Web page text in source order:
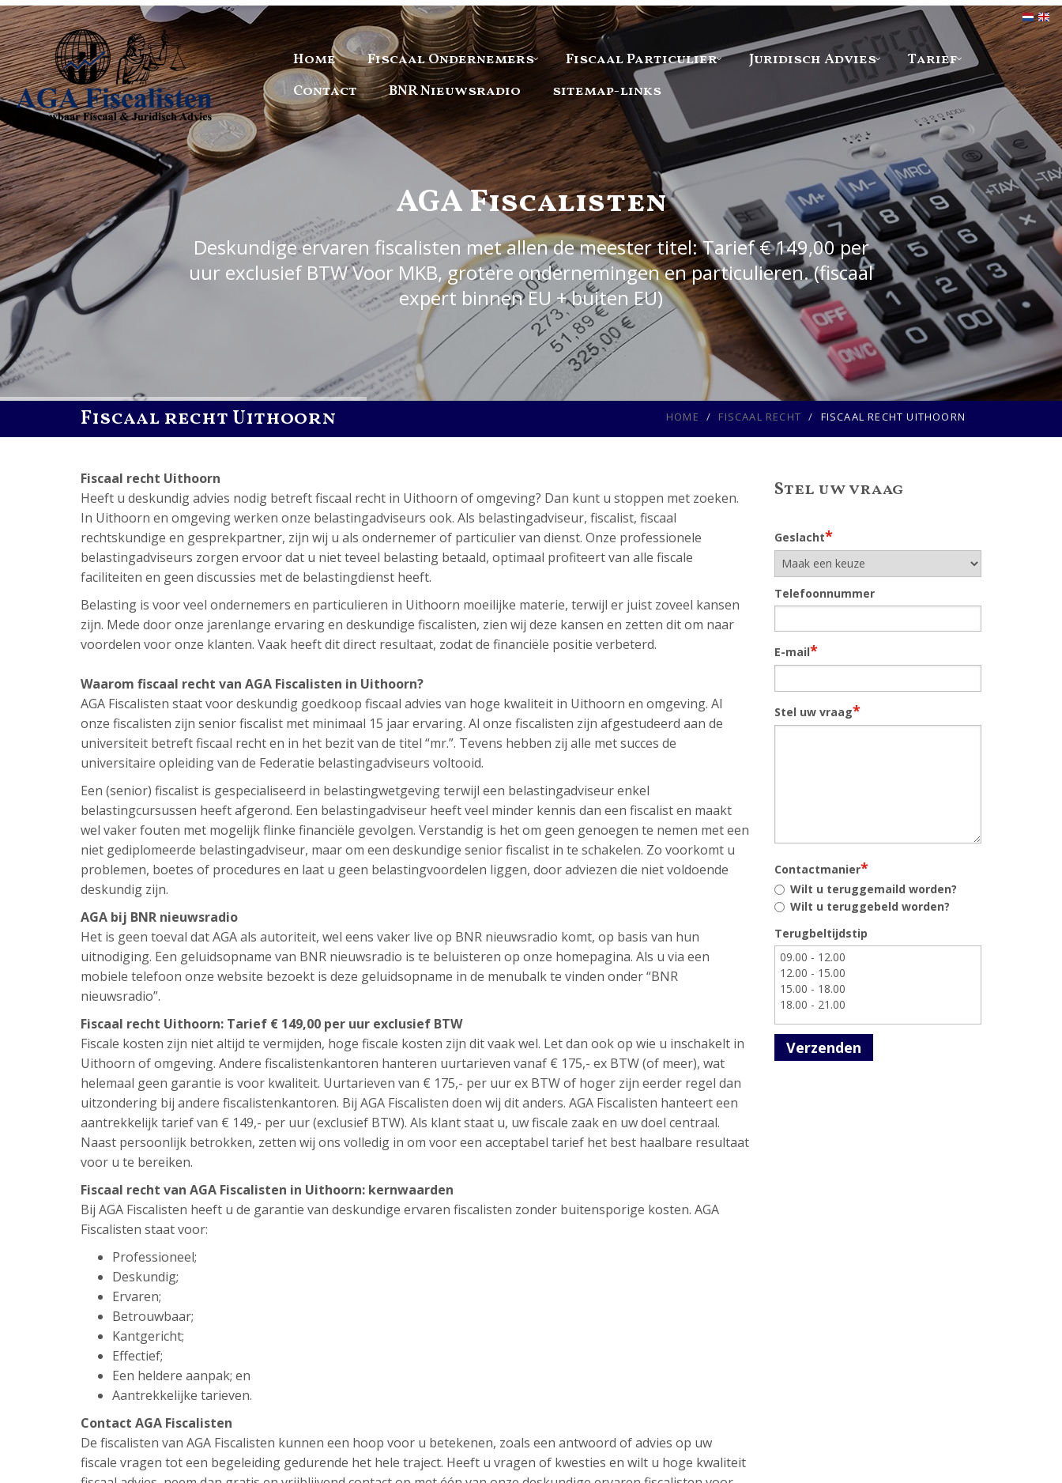
Home Fiscaal Ondernemers Fiscaal Particulier Juridisch Advies
Tarief
Contact
BNR Nieuwsradio sitemap-links
AGA Fiscalisten
Deskundige ervaren fiscalisten met allen de meester titel: Tarief € 149,00 per
uur exclusief BTW Voor MKB, grotere ondernemingen en particulieren. (fiscaal
expert binnen EU + buiten EU)
Fiscaal recht Uithoorn HOME FISCAAL RECHT FISCAAL RECHT UITHOORN
Fiscaal recht Uithoorn
Heeft u deskundig advies nodig betreft fiscaal recht in Uithoorn of omgeving? Dan kunt u stoppen met zoeken.
In Uithoorn en omgeving werken onze belastingadviseurs ook. Als belastingadviseur, fiscalist, fiscaal
rechtskundige en gesprekpartner, zijn wij u als ondernemer of particulier van dienst. Onze professionele
belastingadviseurs zorgen ervoor dat u niet teveel belasting betaald, optimaal profiteert van alle fiscale
faciliteiten en geen discussies met de belastingdienst heeft.
Belasting is voor veel ondernemers en particulieren in Uithoorn moeilijke materie, terwijl er juist zoveel kansen
zijn. Mede door onze jarenlange ervaring en deskundige fiscalisten, zien wij deze kansen en zetten dit om naar
voordelen voor onze klanten. Vaak heeft dit direct resultaat, zodat de financiële positie verbeterd.
Waarom fiscaal recht van AGA Fiscalisten in Uithoorn?
AGA Fiscalisten staat voor deskundig goedkoop fiscaal advies van hoge kwaliteit in Uithoorn en omgeving. Al
onze fiscalisten zijn senior fiscalist met minimaal 15 jaar ervaring. Al onze fiscalisten zijn afgestudeerd aan de
universiteit betreft fiscaal recht en in het bezit van de titel “mr.”. Tevens hebben zij alle met succes de
universitaire opleiding van de Federatie belastingadviseurs voltooid.
Een (senior) fiscalist is gespecialiseerd in belastingwetgeving terwijl een belastingadviseur enkel
belastingcursussen heeft afgerond. Een belastingadviseur heeft veel minder kennis dan een fiscalist en maakt
wel vaker fouten met mogelijk flinke financiële gevolgen. Verstandig is het om geen genoegen te nemen met een
niet gediplomeerde belastingadviseur, maar om een deskundige senior fiscalist in te schakelen. Zo voorkomt u
problemen, boetes of procedures en laat u geen belastingvoordelen liggen, door adviezen die niet voldoende
deskundig zijn.
AGA bij BNR nieuwsradio
Het is geen toeval dat AGA als autoriteit, wel eens vaker live op BNR nieuwsradio komt, op basis van hun
uitnodiging. Een geluidsopname van BNR nieuwsradio is te beluisteren op onze homepagina. Als u via een
mobiele telefoon onze website bezoekt is deze geluidsopname in de menubalk te vinden onder “BNR
nieuwsradio”.
Fiscaal recht Uithoorn: Tarief € 149,00 per uur exclusief BTW
Fiscale kosten zijn niet altijd te vermijden, hoge fiscale kosten zijn dit vaak wel. Let dan ook op wie u inschakelt in
Uithoorn of omgeving. Andere fiscalistenkantoren hanteren uurtarieven vanaf € 175,- ex BTW (of meer), wat
helemaal geen garantie is voor kwaliteit. Uurtarieven van € 175,- per uur ex BTW of hoger zijn eerder regel dan
uitzondering bij andere fiscalistenkantoren. Bij AGA Fiscalisten doen wij dit anders. AGA Fiscalisten hanteert een
aantrekkelijk tarief van € 149,- per uur (exclusief BTW). Als klant staat u, uw fiscale zaak en uw doel centraal.
Naast persoonlijk betrokken, zetten wij ons volledig in om voor een acceptabel tarief het best haalbare resultaat
voor u te bereiken.
Fiscaal recht van AGA Fiscalisten in Uithoorn: kernwaarden
Bij AGA Fiscalisten heeft u de garantie van deskundige ervaren fiscalisten zonder buitensporige kosten. AGA
Fiscalisten staat voor:
Professioneel;
Deskundig;
Ervaren;
Betrouwbaar;
Kantgericht;
Effectief;
Een heldere aanpak; en
Aantrekkelijke tarieven.
Contact AGA Fiscalisten
De fiscalisten van AGA Fiscalisten kunnen een hoop voor u betekenen, zoals een antwoord of advies op uw
fiscale vragen tot een begeleiding gedurende het hele traject. Heeft u vragen of kwesties en wilt u hoge kwaliteit
Stel uw vraag
Geslacht*
Telefoonnummer
E-mail*
Stel uw vraag*
Contactmanier*
Wilt u teruggemaild worden?
Wilt u teruggebeld worden?
Terugbeltijdstip
Verzenden